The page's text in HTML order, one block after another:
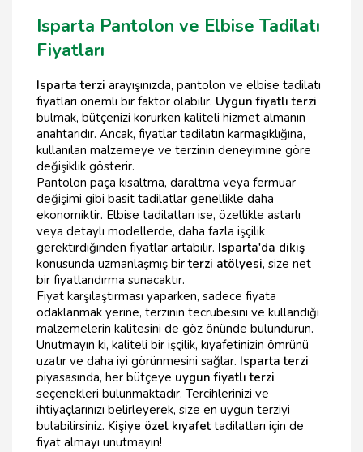
Isparta Pantolon ve Elbise Tadilatı
Fiyatları
Isparta terzi arayışınızda, pantolon ve elbise tadilatı
fiyatları önemli bir faktör olabilir. Uygun fiyatlı terzi
bulmak, bütçenizi korurken kaliteli hizmet almanın
anahtarıdır. Ancak, fiyatlar tadilatın karmaşıklığına,
kullanılan malzemeye ve terzinin deneyimine göre
değişiklik gösterir.
Pantolon paça kısaltma, daraltma veya fermuar
değişimi gibi basit tadilatlar genellikle daha
ekonomiktir. Elbise tadilatları ise, özellikle astarlı
veya detaylı modellerde, daha fazla işçilik
gerektirdiğinden fiyatlar artabilir. Isparta'da dikiş
konusunda uzmanlaşmış birterzi atölyesi, size net
bir fiyatlandırma sunacaktır.
Fiyat karşılaştırması yaparken, sadece fiyata
odaklanmak yerine, terzinin tecrübesini ve kullandığı
malzemelerin kalitesini de göz önünde bulundurun.
Unutmayın ki, kaliteli bir işçilik, kıyafetinizin ömrünü
uzatır ve daha iyi görünmesini sağlar. Isparta terzi
piyasasında, her bütçeye uygun fiyatlı terzi
seçenekleri bulunmaktadır. Tercihlerinizi ve
ihtiyaçlarınızı belirleyerek, size en uygun terziyi
bulabilirsiniz. Kişiye özel kıyafet tadilatları için de
fiyat almayı unutmayın!